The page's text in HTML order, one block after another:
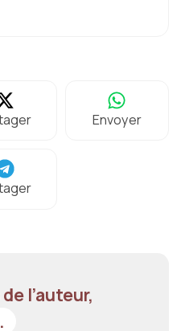
Envoyer
l’auteur,